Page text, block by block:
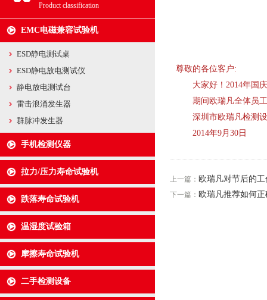
Product classification
EMC电磁兼容试验机
ESD静电测试桌
ESD静电放电测试仪
静电放电测试台
雷击浪涌发生器
群脉冲发生器
手机检测仪器
拉力/压力寿命试验机
跌落寿命试验机
温湿度试验箱
摩擦寿命试验机
二手检测设备
尊敬的各位客户:
大家好！2014年国庆
期间欧瑞凡全体员工
深圳市欧瑞凡检测设
2014年9月30日
上一篇： 欧瑞凡对节后的
下一篇： 欧瑞凡推荐如何